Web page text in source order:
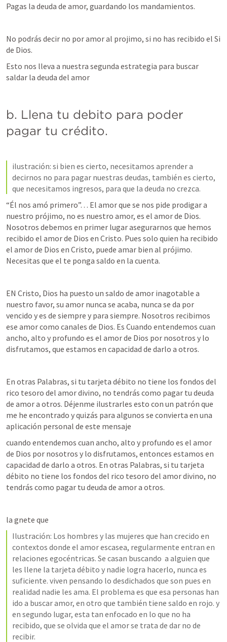
Pagas la deuda de amor, guardando los mandamientos.
No podrás decir no por amor al projimo, si no has recibido el Si
de Dios.
Esto nos lleva a nuestra segunda estrategia para buscar
saldar la deuda del amor
b. Llena tu debito para poder
pagar tu crédito.
ilustración: si bien es cierto, necesitamos aprender a
decirnos no para pagar nuestras deudas, también es cierto,
que necesitamos ingresos, para que la deuda no crezca.
“Él nos amó primero”. . . El amor que se nos pide prodigar a
nuestro prójimo, no es nuestro amor, es el amor de Dios.
Nosotros debemos en primer lugar asegurarnos que hemos
recibido el amor de Dios en Cristo. Pues solo quien ha recibido
el amor de Dios en Cristo, puede amar bien al prójimo.
Necesitas que el te ponga saldo en la cuenta.
EN Cristo, Dios ha puesto un saldo de amor inagotable a
nuestro favor, su amor nunca se acaba, nunca se da por
vencido y es de siempre y para siempre. Nosotros recibimos
ese amor como canales de Dios. Es Cuando entendemos cuan
ancho, alto y profundo es el amor de Dios por nosotros y lo
disfrutamos, que estamos en capacidad de darlo a otros.
En otras Palabras, si tu tarjeta débito no tiene los fondos del
rico tesoro del amor divino, no tendrás como pagar tu deuda
de amor a otros. Déjenme ilustrarles esto con un patrón que
me he encontrado y quizás para algunos se convierta en una
aplicación personal de este mensaje
cuando entendemos cuan ancho, alto y profundo es el amor
de Dios por nosotros y lo disfrutamos, entonces estamos en
capacidad de darlo a otros. En otras Palabras, si tu tarjeta
débito no tiene los fondos del rico tesoro del amor divino, no
tendrás como pagar tu deuda de amor a otros.
la gnete que
Ilustración: Los hombres y las mujeres que han crecido en
contextos donde el amor escasea, regularmente entran en
relaciones egocéntricas. Se casan buscando  a alguien que
les llene la tarjeta débito y nadie logra hacerlo, nunca es
suficiente. viven pensando lo desdichados que son pues en
realidad nadie les ama. El problema es que esa personas han
ido a buscar amor, en otro que también tiene saldo en rojo. y
en segundo lugar, esta tan enfocado en lo que no ha
recibido, que se olvida que el amor se trata de dar no de
recibir.